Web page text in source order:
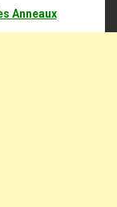
Anneaux